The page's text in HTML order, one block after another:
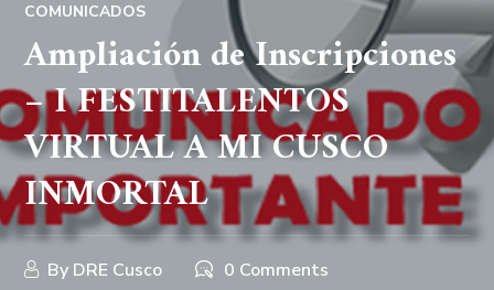
COMUNICADOS
Ampliación de Inscripciones
– I FESTITALENTOS
VIRTUAL A MI CUSCO
INMORTAL
By DRE Cusco 0 Comments